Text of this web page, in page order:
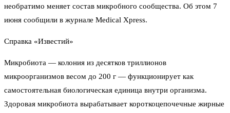
необратимо меняет состав микробного сообщества. Об этом 7
июня сообщили в журнале Medical Xpress.
Справка «Известий»
Микробиота — колония из десятков триллионов
микроорганизмов весом до 200 г — функционирует как
самостоятельная биологическая единица внутри организма.
Здоровая микробиота вырабатывает короткоцепочечные жирные